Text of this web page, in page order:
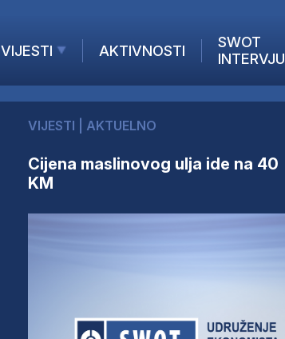
VIJESTI
AKTUELNO
KOMPANIJE
FINANSIJE
IZ STRANIH MEDIJA
AKTIVNOSTI
SWOT
INTERVJU
VIJESTI AKTUELNO
Cijena maslinovog ulja ide na 40
KM